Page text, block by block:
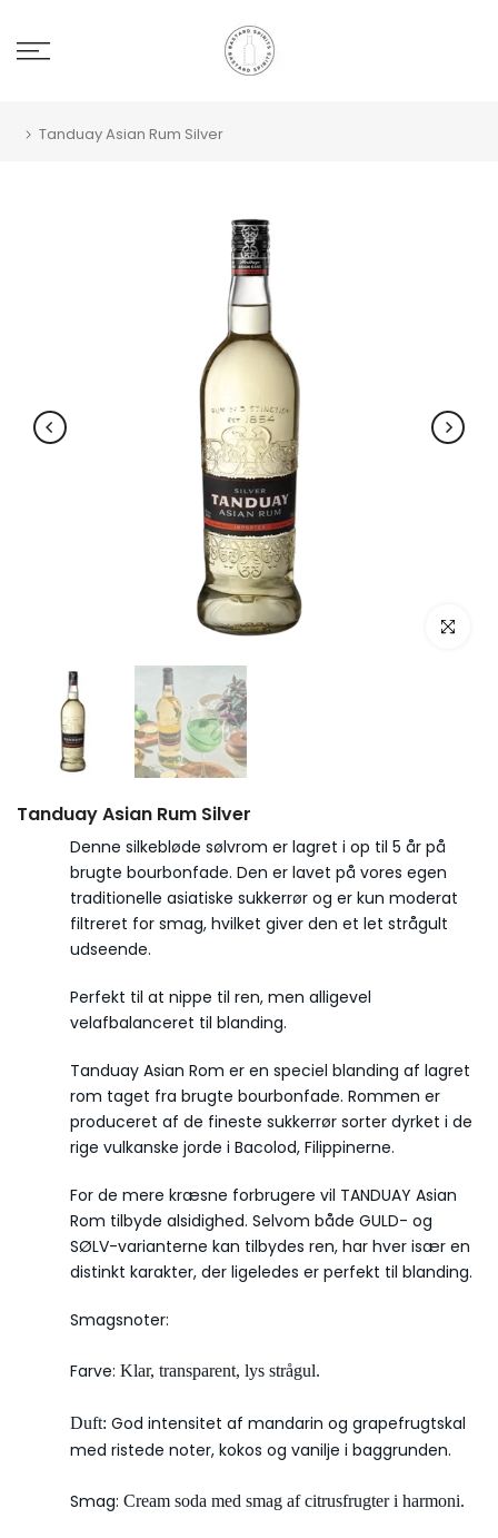
Tanduay Asian Rum Silver
Tanduay Asian Rum Silver
Denne silkebløde sølvrom er lagret i op til 5 år på
brugte bourbonfade. Den er lavet på vores egen
traditionelle asiatiske sukkerrør og er kun moderat
filtreret for smag, hvilket giver den et let strågult
udseende.
Perfekt til at nippe til ren, men alligevel
velafbalanceret til blanding.
Tanduay Asian Rom er en speciel blanding af lagret
rom taget fra brugte bourbonfade. Rommen er
produceret af de fineste sukkerrør sorter dyrket i de
rige vulkanske jorde i Bacolod, Filippinerne.
For de mere kræsne forbrugere vil TANDUAY Asian
Rom tilbyde alsidighed. Selvom både GULD- og
SØLV-varianterne kan tilbydes ren, har hver især en
distinkt karakter, der ligeledes er perfekt til blanding.
Smagsnoter:
Farve: Klar, transparent, lys strågul.
Duft: God intensitet af mandarin og grapefrugtskal
med ristede noter, kokos og vanilje i baggrunden.
Smag: Cream soda med smag af citrusfrugter i harmoni.